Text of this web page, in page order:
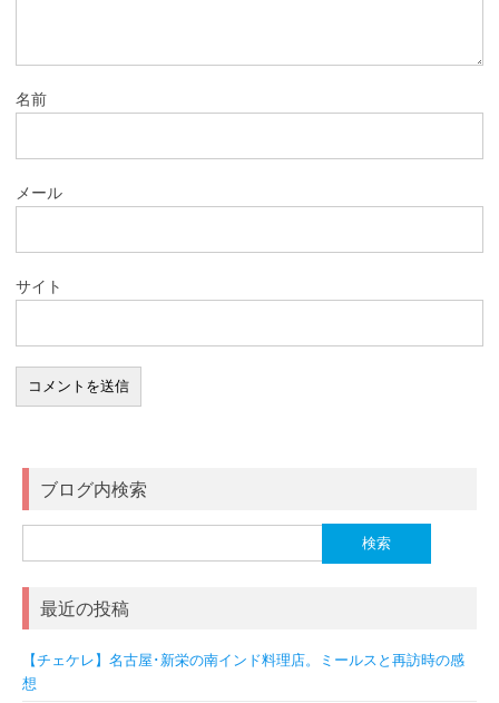
名前
メール
サイト
ブログ内検索
索:
最近の投稿
【チェケレ】名古屋･新栄の南インド料理店。ミールスと再訪時の感
想